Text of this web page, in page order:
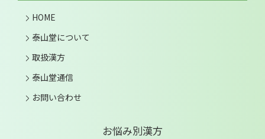
HOME
泰山堂について
取扱漢方
泰山堂通信
お問い合わせ
お悩み別漢方